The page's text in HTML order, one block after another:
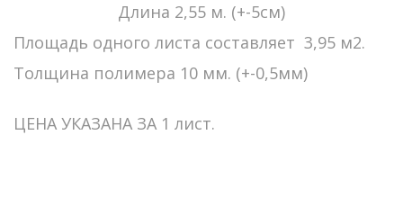
Длина 2,55 м. (+-5см)
Площадь одного листа составляет 3,95 м2.
Толщина полимера 10 мм. (+-0,5мм)
ЦЕНА УКАЗАНА ЗА 1 лист.